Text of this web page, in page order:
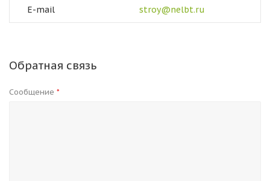
E-mail stroy@nelbt.ru
Обратная связь
Сообщение *